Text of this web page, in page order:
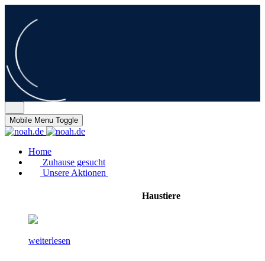
Mobile Menu Toggle
Home
Zuhause gesucht
Unsere Aktionen
Haustiere
weiterlesen